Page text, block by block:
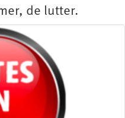
de lutter.